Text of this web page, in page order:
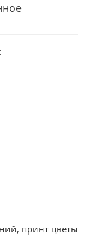
принт цветы